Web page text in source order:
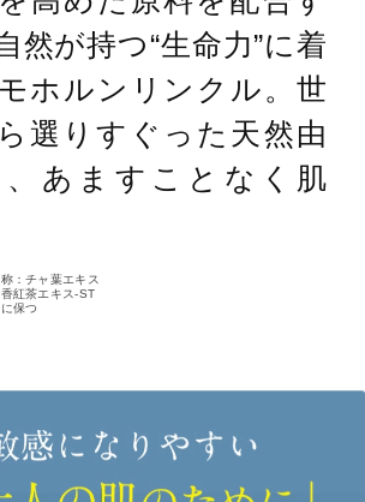
然が持つ“生命力”に着
ホルンリンクル。世
選りすぐった天然由
あますことなく肌
：チャ葉エキス
紅茶エキス-ST
保つ